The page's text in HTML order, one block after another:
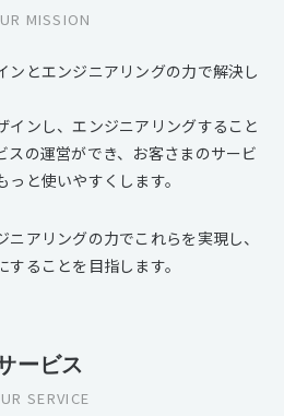
MISSION
ンとエンジニアリングの力で解決し
インし、エンジニアリングすること
スの運営ができ、お客さまのサービ
と使いやすくします。
アリングの力でこれらを実現し、
ることを目指します。
ービス
SERVICE